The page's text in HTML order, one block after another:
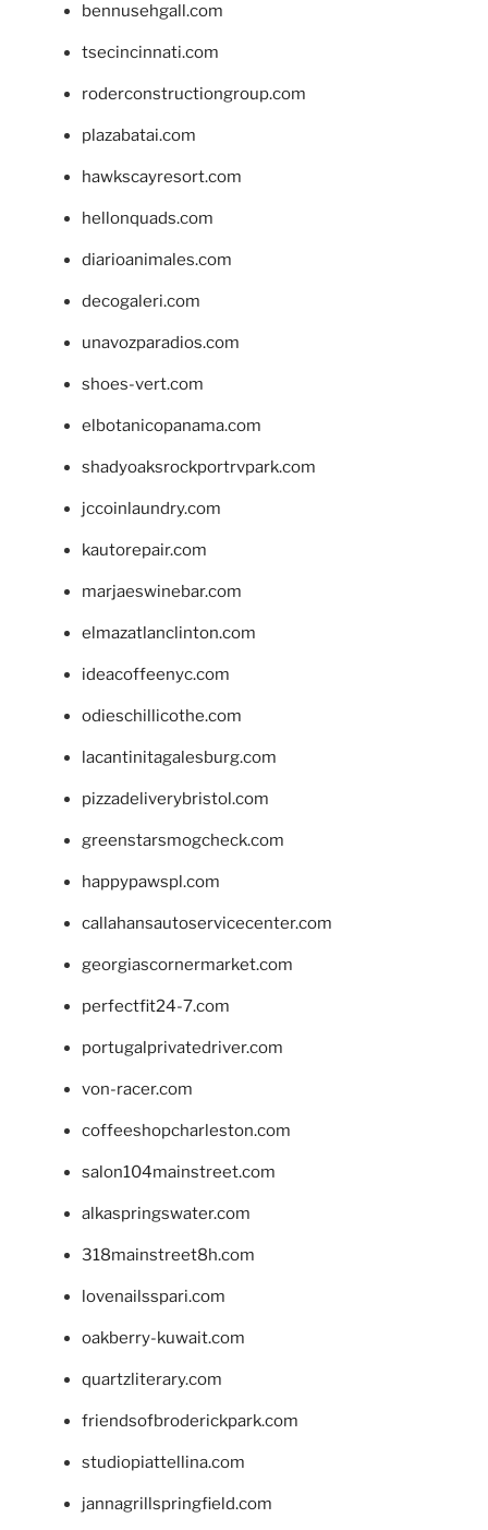
bennusehgall.com
tsecincinnati.com
roderconstructiongroup.com
plazabatai.com
hawkscayresort.com
hellonquads.com
diarioanimales.com
decogaleri.com
unavozparadios.com
shoes-vert.com
elbotanicopanama.com
shadyoaksrockportrvpark.com
jccoinlaundry.com
kautorepair.com
marjaeswinebar.com
elmazatlanclinton.com
ideacoffeenyc.com
odieschillicothe.com
lacantinitagalesburg.com
pizzadeliverybristol.com
greenstarsmogcheck.com
happypawspl.com
callahansautoservicecenter.com
georgiascornermarket.com
perfectfit24-7.com
portugalprivatedriver.com
von-racer.com
coffeeshopcharleston.com
salon104mainstreet.com
alkaspringswater.com
318mainstreet8h.com
lovenailsspari.com
oakberry-kuwait.com
quartzliterary.com
friendsofbroderickpark.com
studiopiattellina.com
jannagrillspringfield.com